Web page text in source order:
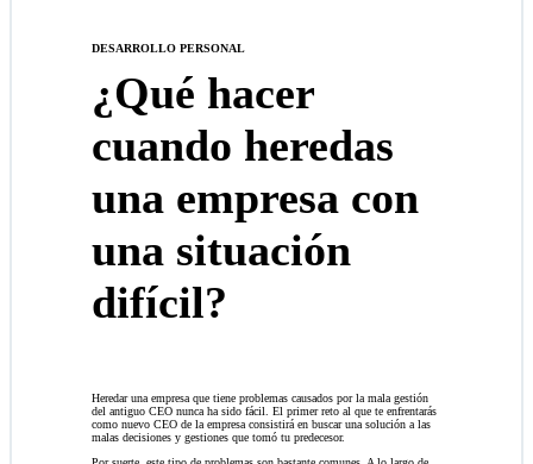
DESARROLLO PERSONAL
¿Qué hacer
cuando heredas
una empresa con
una situación
difícil?
Heredar una empresa que tiene problemas causados por la mala gestión
del antiguo CEO nunca ha sido fácil. El primer reto al que te enfrentarás
como nuevo CEO de la empresa consistirá en buscar una solución a las
malas decisiones y gestiones que tomó tu predecesor.